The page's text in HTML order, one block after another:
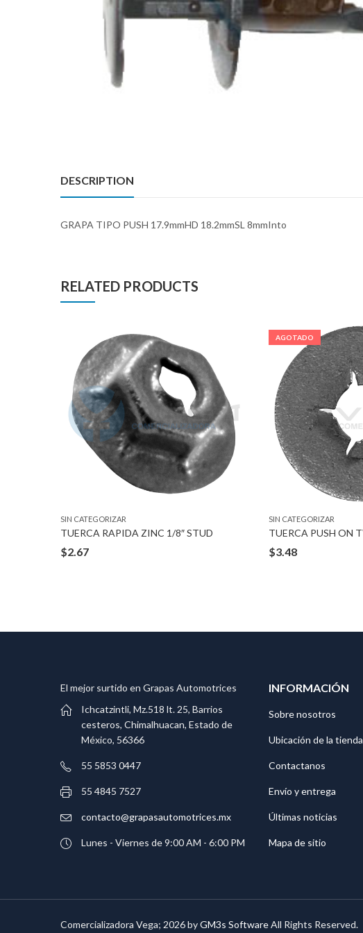
DESCRIPTION
GRAPA TIPO PUSH 17.9mmHD 18.2mmSL 8mmInto
RELATED PRODUCTS
SIN CATEGORIZAR
TUERCA RAPIDA ZINC 1/8″ STUD
$2.67
AGOTADO
SIN CATEGORIZAR
$3.48
El mejor surtido en Grapas Automotrices
Ichcatzintli, Mz.518 lt. 25, Barrios
cesteros, Chimalhuacan, Estado de
México, 56366
55 5853 0447
55 4845 7527
contacto@grapasautomotrices.mx
Lunes - Viernes de 9:00 AM - 6:00 PM
INFORMACIÓN
Sobre nosotros
Ubicación de la tienda
Contactanos
Envío y entrega
Últimas noticias
Mapa de sitio
Comercializadora Vega; 2026 byGM3s SoftwareAll Rights Reserved.